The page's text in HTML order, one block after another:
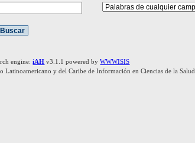
engine:iAH v3.1.1 powered byWWWISIS
Latinoamericano y del Caribe de Información en Ciencias de la Salud